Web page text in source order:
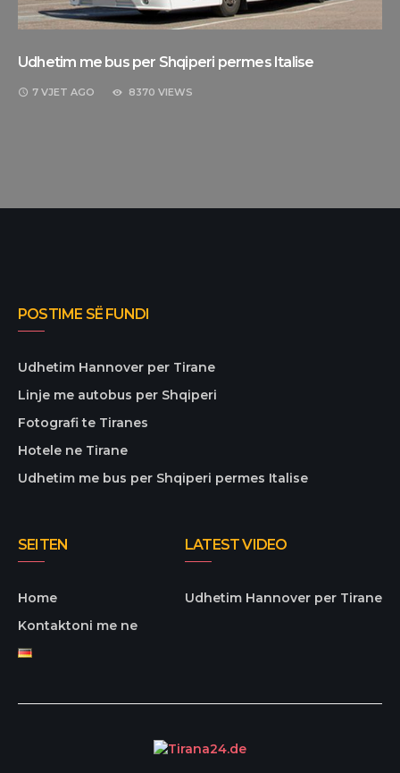
Udhetim me bus per Shqiperi permes Italise
7 VJET AGO 8370 VIEWS
POSTIME SË FUNDI
Udhetim Hannover per Tirane
Linje me autobus per Shqiperi
Fotografi te Tiranes
Hotele ne Tirane
Udhetim me bus per Shqiperi permes Italise
SEITEN
Home
Kontaktoni me ne
LATEST VIDEO
Udhetim Hannover per Tirane